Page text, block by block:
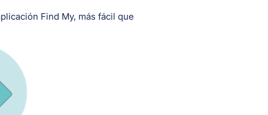
Find My, más fácil que